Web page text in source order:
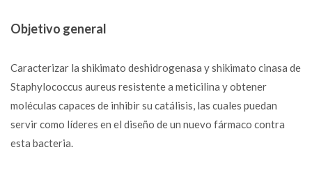
Objetivo general
Caracterizar la shikimato deshidrogenasa y shikimato cinasa de
Staphylococcus aureus resistente a meticilina y obtener
moléculas capaces de inhibir su catálisis, las cuales puedan
servir como líderes en el diseño de un nuevo fármaco contra
esta bacteria.